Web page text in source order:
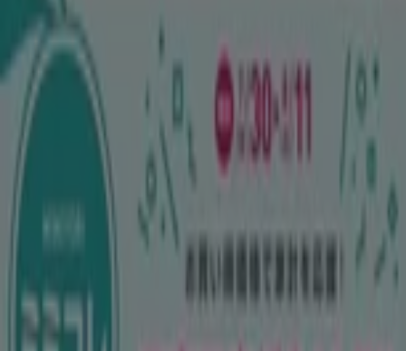
Featured
ペット
ドラッグストア
テイメントスポーツ おもちゃ&子供向け商品 車&モーターバ
おもちゃ&子供向け商品 札幌市：カタ
ログ、クーポン、チラシ
おもちゃ&子供向け商品の札幌市チラシ
-3 日数